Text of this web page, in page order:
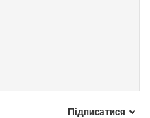
Підписатися